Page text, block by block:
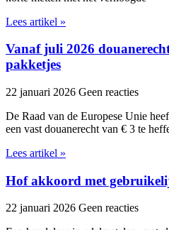
Lees artikel »
Vanaf juli 2026
pakketjes
22 januari 2026 Geen reacties
De Raad van de Europese Unie
een vast douanerecht van € 3 te
Lees artikel »
Hof akkoord met
22 januari 2026 Geen reacties